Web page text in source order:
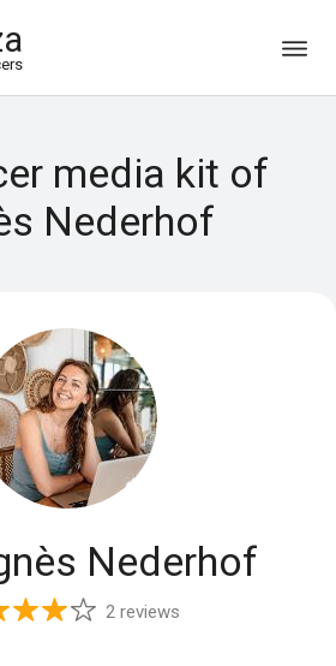
media kit of
Nederhof
Nederhof
2 reviews